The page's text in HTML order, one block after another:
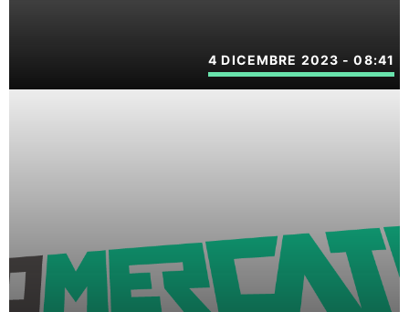
4 DICEMBRE 2023 - 08:41